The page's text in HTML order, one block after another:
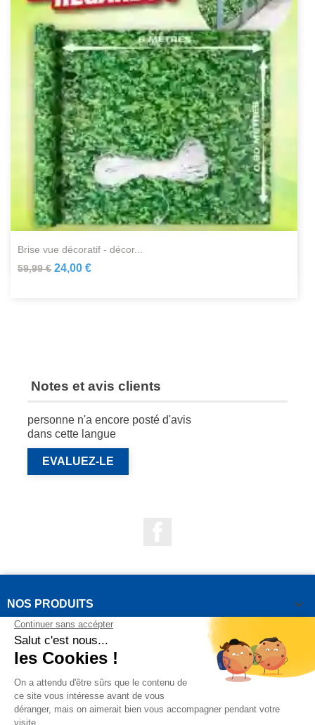
brise vue décoratif - décor...
59,99 € 24,00 €
Notes et avis clients
personne n'a encore posté d'avis
dans cette langue
EVALUEZ-LE
NOS PRODUITS 
NOTRE SOCIÉTÉ

INFORMATIONS DE LA BOUTIQUE